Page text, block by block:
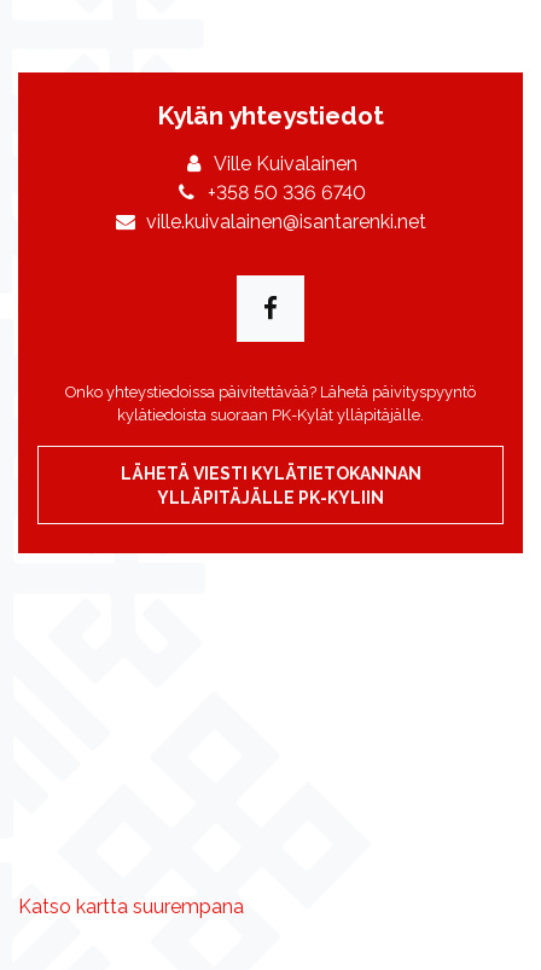
Kylän yhteystiedot
Ville Kuivalainen
+358 50 336 6740
ville.kuivalainen@isantarenki.net
Onko yhteystiedoissa päivitettävää? Lähetä päivityspyyntö
kylätiedoista suoraan PK-Kylät ylläpitäjälle.
LÄHETÄ VIESTI KYLÄTIETOKANNAN
YLLÄPITÄJÄLLE PK-KYLIIN
Katso kartta suurempana